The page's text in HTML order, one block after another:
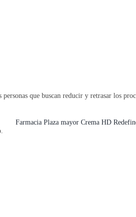
Farmacia Plaza mayor Crema HD
que buscan reducir y retrasar los